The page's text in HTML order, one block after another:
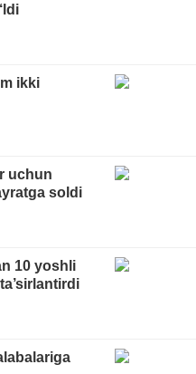
ikki
uchun
soldi
10 yoshli